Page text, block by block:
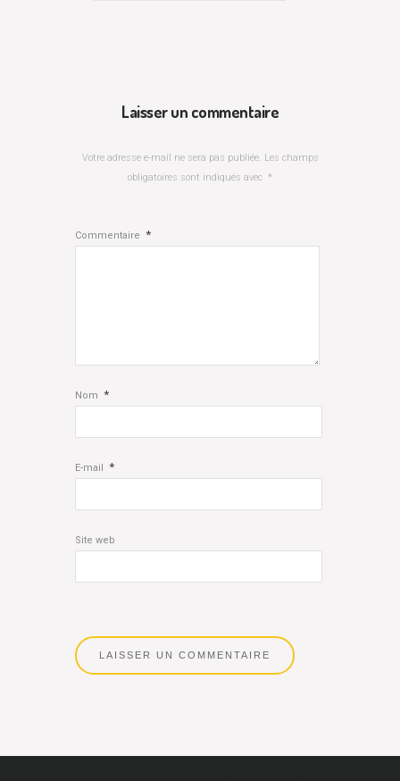
Laisser un commentaire
Votre adresse e-mail ne sera pas publiée. Les champs
obligatoires sont indiqués avec *
Commentaire *
Nom *
E-mail *
Site web